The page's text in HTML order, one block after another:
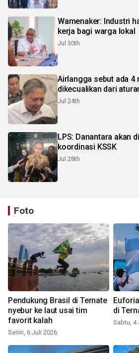
Wamenaker: Industri
kerja bagi warga lokal
Jul 30th
Airlangga sebut ada 4
dikecualikan dari
Jul 24th
LPS: Danantara akan
koordinasi KSSK
Jul 28th
Foto
Pendukung Brasil di Ternate
nyebur ke laut usai tim
favorit kalah
Senin, 6 Juli 2026
di
Sabtu, 4